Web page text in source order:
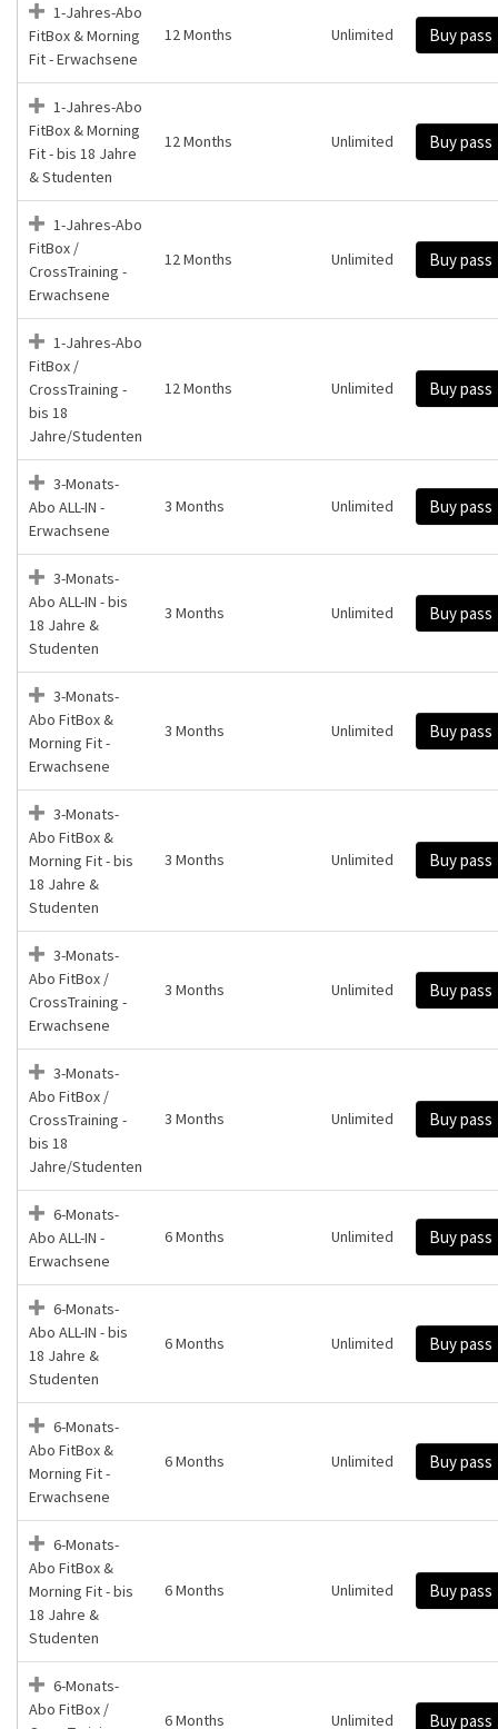
1-Jahres-Abo
FitBox & Morning
Fit - Erwachsene
12 Months Unlimited Buy pass
1-Jahres-Abo
FitBox & Morning
Fit - bis 18 Jahre
& Studenten
12 Months Unlimited Buy pass
1-Jahres-Abo
FitBox /
CrossTraining -
Erwachsene
12 Months Unlimited Buy pass
1-Jahres-Abo
FitBox /
CrossTraining -
bis 18
Jahre/Studenten
12 Months Unlimited Buy pass
3-Monats-
Abo ALL-IN -
Erwachsene
3 Months Unlimited Buy pass
3-Monats-
Abo ALL-IN - bis
18 Jahre &
Studenten
3 Months Unlimited Buy pass
3-Monats-
Abo FitBox &
Morning Fit -
Erwachsene
3 Months Unlimited Buy pass
3-Monats-
Abo FitBox &
Morning Fit - bis
18 Jahre &
Studenten
3 Months Unlimited Buy pass
3-Monats-
Abo FitBox /
CrossTraining -
Erwachsene
3 Months Unlimited Buy pass
3-Monats-
Abo FitBox /
CrossTraining -
bis 18
Jahre/Studenten
3 Months Unlimited Buy pass
6-Monats-
Abo ALL-IN -
Erwachsene
6 Months Unlimited Buy pass
6-Monats-
Abo ALL-IN - bis
18 Jahre &
Studenten
6 Months Unlimited Buy pass
6-Monats-
Abo FitBox &
Morning Fit -
Erwachsene
6 Months Unlimited Buy pass
6-Monats-
Abo FitBox &
Morning Fit - bis
18 Jahre &
Studenten
6 Months Unlimited Buy pass
6-Monats-
Abo FitBox /
6 Months Unlimited Buy pass